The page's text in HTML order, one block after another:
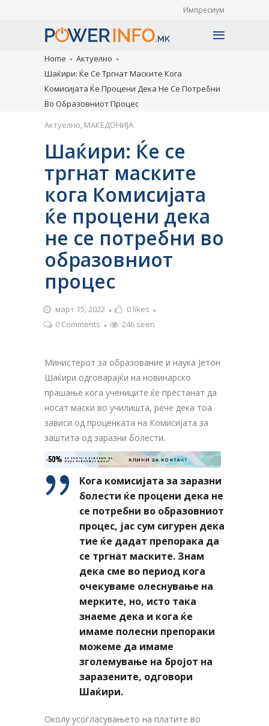
Импресиум
Home
Актуелно
Шаќири: Ќе Се Тргнат Маските Кога
Комисијата Ќе Процени Дека Не Се Потребни
Во Образовниот Процес
Актуелно, МАКЕДОНИЈА
Шаќири: Ќе се
тргнат маските
кога Комисијата
ќе процени дека
не се потребни во
образовниот
процес
март 15, 2022 0 likes
0 Comments
246 seen
Министерот за образование и наука Јетон
Шаќири одговарајќи на новинарско
прашање кога учениците ќе престанат да
носат маски во училишта, рече дека тоа
зависи од проценката на Комисијата за
заштита од заразни болести.
-50% ЗА ТВОЈАТА РЕКЛАМА НА
ОВОЈ РЕКЛАМЕН БАНЕР КЛИНИ ЗА КОНТАКТ
Кога комисијата за заразни
болести ќе процени дека не
се потребни во образовниот
процес, јас сум сигурен дека
тие ќе дадат препорака да
се тргнат маските. Знам
дека сме во период кога
очекуваме олеснување на
мерките, но, исто така
знаеме дека и кога ќе
имаме полесни препораки
можеме да имаме
зголемување на бројот на
заразените, одговори
Шаќири.
Околу усогласувањето на платите во